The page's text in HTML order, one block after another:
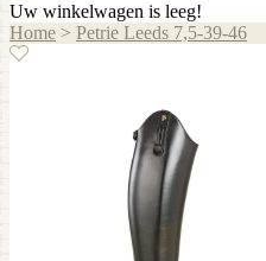
Uw winkelwagen is leeg!
Home > Petrie Leeds 7,5-39-46